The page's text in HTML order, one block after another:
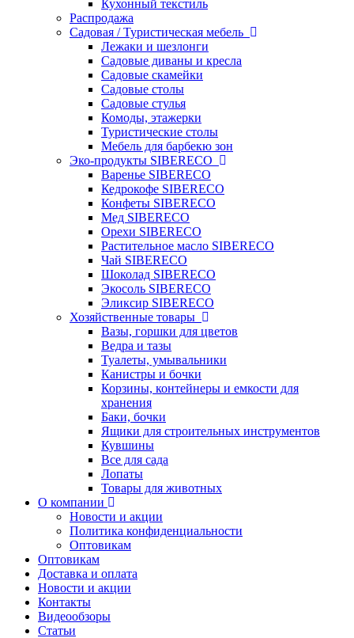
Кухонный текстиль
Распродажа
Садовая / Туристическая мебель
Лежаки и шезлонги
Садовые диваны и кресла
Садовые скамейки
Садовые столы
Садовые стулья
Комоды, этажерки
Туристические столы
Мебель для барбекю зон
Эко-продукты SIBERECO
Варенье SIBERECO
Кедрокофе SIBERECO
Конфеты SIBERECO
Мед SIBERECO
Орехи SIBERECO
Растительное масло SIBERECO
Чай SIBERECO
Шоколад SIBERECO
Экосоль SIBERECO
Эликсир SIBERECO
Хозяйственные товары
Вазы, горшки для цветов
Ведра и тазы
Туалеты, умывальники
Канистры и бочки
Корзины, контейнеры и емкости для
хранения
Баки, бочки
Ящики для строительных инструментов
Кувшины
Все для сада
Лопаты
Товары для животных
О компании
Новости и акции
Политика конфиденциальности
Оптовикам
Оптовикам
Доставка и оплата
Новости и акции
Контакты
Видеообзоры
Статьи